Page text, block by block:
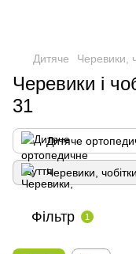
Дитяче Черевики,
Черевики і
31
Дитяче
Черевики, чобітки
Фільтр 1